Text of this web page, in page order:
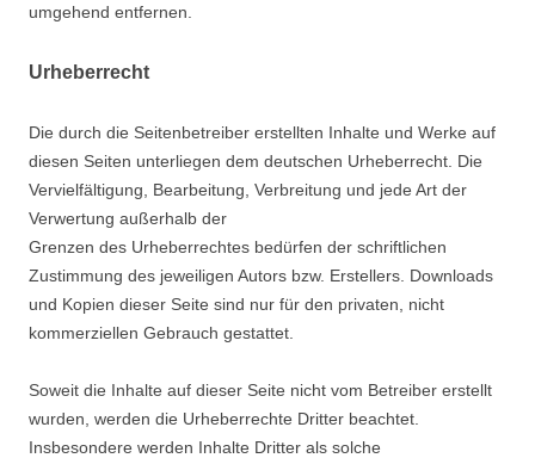
umgehend entfernen.
Urheberrecht
Die durch die Seitenbetreiber erstellten Inhalte und Werke auf
diesen Seiten unterliegen dem deutschen Urheberrecht. Die
Vervielfältigung, Bearbeitung, Verbreitung und jede Art der
Verwertung außerhalb der
Grenzen des Urheberrechtes bedürfen der schriftlichen
Zustimmung des jeweiligen Autors bzw. Erstellers. Downloads
und Kopien dieser Seite sind nur für den privaten, nicht
kommerziellen Gebrauch gestattet.
Soweit die Inhalte auf dieser Seite nicht vom Betreiber erstellt
wurden, werden die Urheberrechte Dritter beachtet.
Insbesondere werden Inhalte Dritter als solche